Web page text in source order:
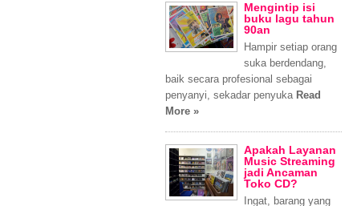
Mengintip isi
buku lagu tahun
90an
Hampir setiap orang
suka berdendang,
baik secara profesional sebagai
penyanyi, sekadar penyuka Read
More »
Apakah Layanan
Music Streaming
jadi Ancaman
Toko CD?
Ingat, barang yang